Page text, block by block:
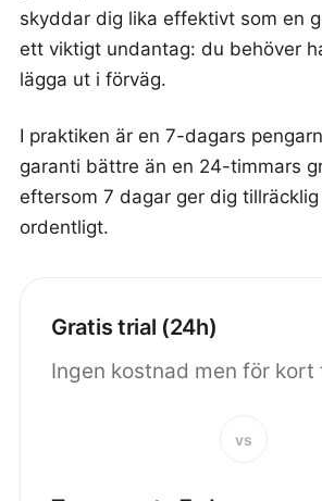
skyddar dig lika effektivt som en
ett viktigt undantag: du behöver
lägga ut i förväg.
I praktiken är en 7-dagars
garanti bättre än en 24-timmars
eftersom 7 dagar ger dig
ordentligt.
Gratis trial (24h)
Ingen kostnad men för kort
vs